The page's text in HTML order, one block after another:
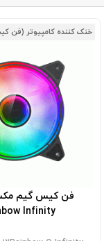
خنک کننده کامپیوتر (فن
Infinity